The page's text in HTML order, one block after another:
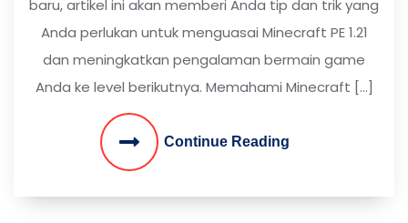
baru, artikel ini akan memberi Anda tip dan trik yang
Anda perlukan untuk menguasai Minecraft PE 1.21
dan meningkatkan pengalaman bermain game
Anda ke level berikutnya. Memahami Minecraft […]
Continue Reading